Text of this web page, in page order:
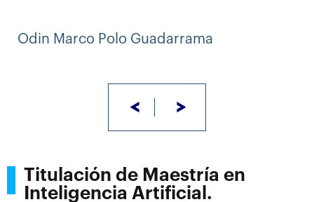
Odin Marco Polo Guadarrama
< >
Titulación de Maestría en
Inteligencia Artificial.